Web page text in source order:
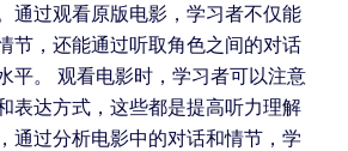
通过观看原版电影，学习者不仅能
节，还能通过听取角色之间的对话
平。 观看电影时，学习者可以注意
表达方式，这些都是提高听力理解
通过分析电影中的对话和情节，学